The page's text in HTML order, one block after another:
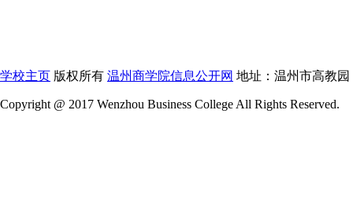
学校主页 版权所有 温州商学院信息公开网 地址：温州市高教园
Copyright @ 2017 Wenzhou Business College All Rights Reserved.